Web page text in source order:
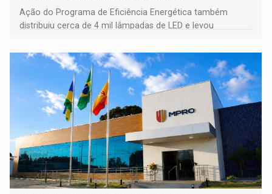
Ação do Programa de Eficiência Energética também
distribuiu cerca de 4 mil lâmpadas de LED e levou
comunidade